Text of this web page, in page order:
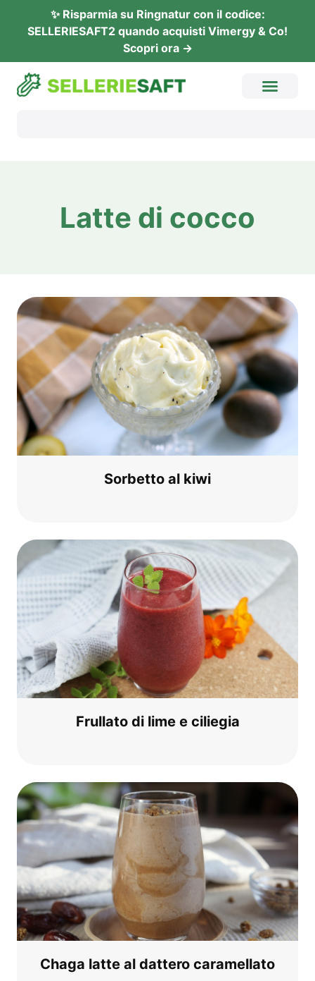
✨ Rispar­mia su Ring­na­tur con il codi­ce:
SELLERIESAFT2 quan­do acquis­ti Vimer­gy & Co!
Sco­pri ora →
Lat­te di cocco
Sor­bet­to al kiwi
Frul­la­to di lime e ciliegia
Cha­ga lat­te al dat­te­ro caramellato